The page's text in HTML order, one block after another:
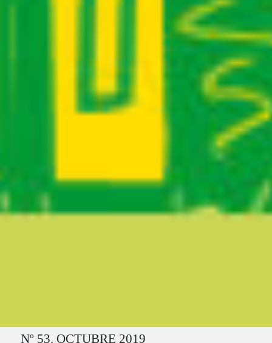
Ruta del sitio
Nº 53. OCTUBRE 2019